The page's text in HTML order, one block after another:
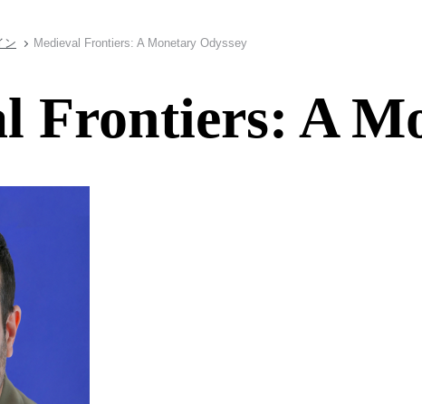
ン Medieval Frontiers: A Monetary Odyssey
Frontiers: A